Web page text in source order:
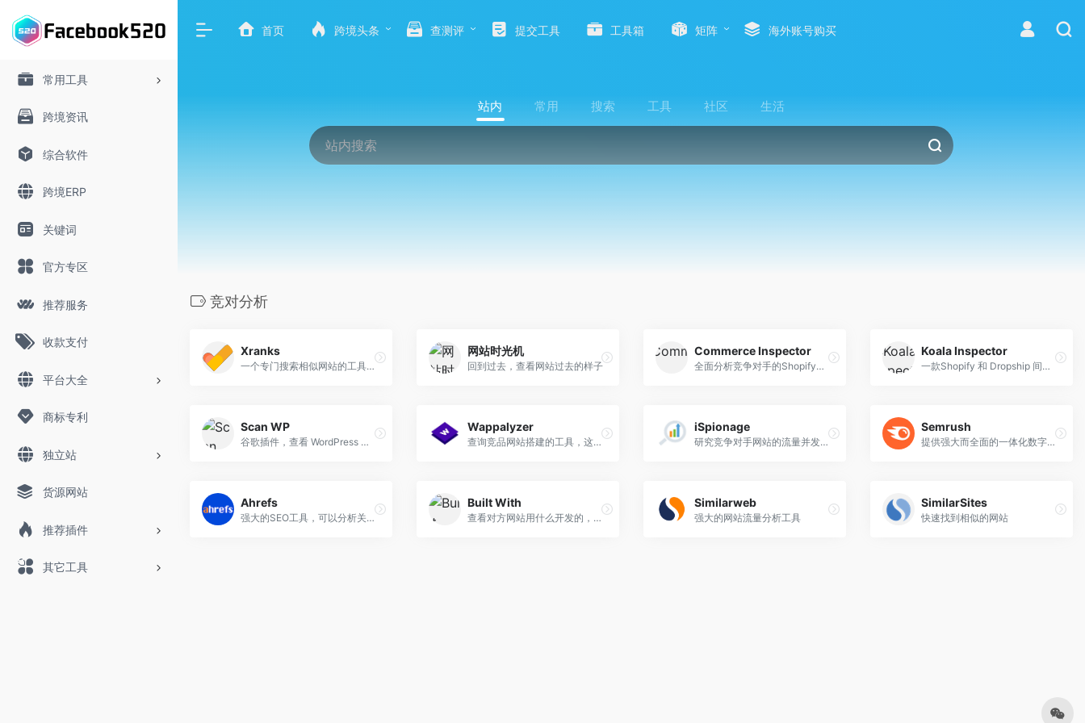
常用工具
跨境资讯
综合软件
跨境ERP
关键词
官方专区
推荐服务
收款支付
平台大全
商标专利
独立站
货源网站
推荐插件
其它工具
首页 跨境头条 查测评 提交工具 工具箱 矩阵 海外账号购买
站内 常用 搜索 工具 社区 生活
竞对分析
Xranks
一个专门搜索相似网站的工具，支持中文界面。
网站时光机
回到过去，查看网站过去的样子
Commerce Inspector
全面分析竞争对手的Shopify网站信息，包括畅销产品，主题，插件，新上产品
Koala Inspector
一款Shopify 和 Dropship 间谍工具。
Scan WP
谷歌插件，查看 WordPress 的网站用了哪些主题和插件。
Wappalyzer
查询竞品网站搭建的工具，这款工具相对更加适合新手玩家，它将网站配置的内容进行了详细的分类，非常清晰明了
iSpionage
研究竞争对手网站的流量并发现他们的转化策略
Semrush
提供强大而全面的一体化数字营销服务的工具
Ahrefs
强大的SEO工具，可以分析关键词和外链等
Built With
查看对方网站用什么开发的，相关的技术名称
Similarweb
强大的网站流量分析工具
SimilarSites
快速找到相似的网站